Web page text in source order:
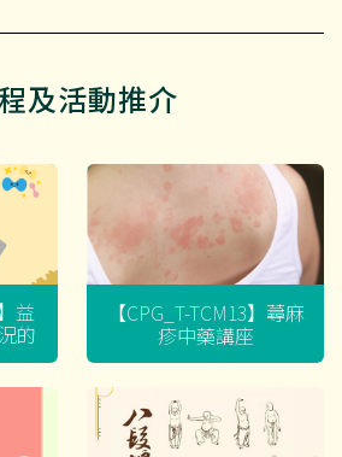
及活動推介
益
的
【CPG_T-TCM13】蕁麻
疹中藥講座